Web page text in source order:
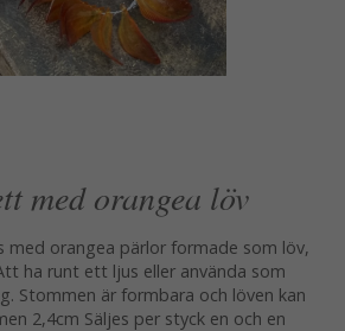
med orangea löv
med orangea pärlor formade som löv,
ha runt ett ljus eller använda som
Stommen är formbara och löven kan
2,4cm Säljes per styck en och en